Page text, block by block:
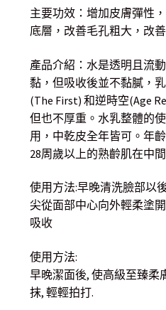
主要功效：增加皮膚彈性
底層，改善毛孔粗大，改
產品介紹：水是透明且流
黏，但吸收後並不黏膩，
(The First) 和逆時空(Age
但也不厚重。水乳整體的
用，中乾皮全年皆可。年
28周歲以上的熟齡肌在中
使用方法:早晚清洗臉部以
尖從面部中心向外輕柔塗
吸收
使用方法:
早晚潔面後, 使高級至臻柔
抹, 輕輕拍打.